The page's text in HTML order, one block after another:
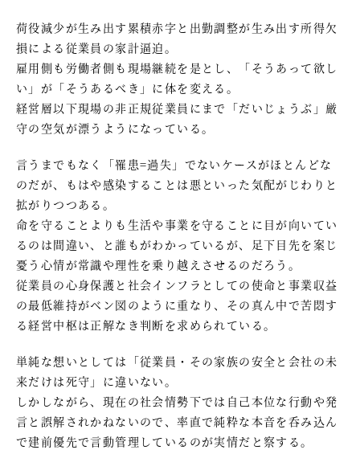
荷役減少が生み出す累積赤字と出勤調整が生み出す所得欠
損による従業員の家計逼迫。
雇用側も労働者側も現場継続を是とし、「そうあって欲し
い」が「そうあるべき」に体を変える。
経営層以下現場の非正規従業員にまで「だいじょうぶ」厳
守の空気が漂うようになっている。
言うまでもなく「罹患=過失」でないケースがほとんどな
のだが、もはや感染することは悪といった気配がじわりと
拡がりつつある。
命を守ることよりも生活や事業を守ることに目が向いてい
るのは間違い、と誰もがわかっているが、足下目先を案じ
憂う心情が常識や理性を乗り越えさせるのだろう。
従業員の心身保護と社会インフラとしての使命と事業収益
の最低維持がベン図のように重なり、その真ん中で苦悶す
る経営中枢は正解なき判断を求められている。
単純な想いとしては「従業員・その家族の安全と会社の未
来だけは死守」に違いない。
しかしながら、現在の社会情勢下では自己本位な行動や発
言と誤解されかねないので、率直で純粋な本音を呑み込ん
で建前優先で言動管理しているのが実情だと察する。